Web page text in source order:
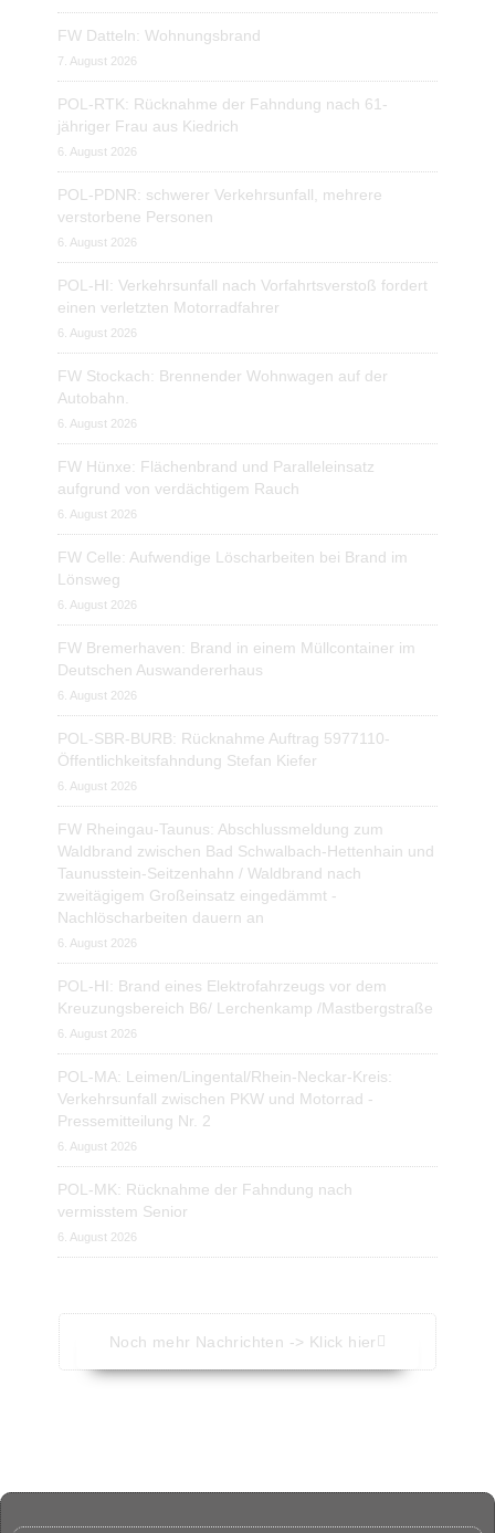
FW Datteln: Wohnungsbrand
7. August 2026
POL-RTK: Rücknahme der Fahndung nach 61-
jähriger Frau aus Kiedrich
6. August 2026
POL-PDNR: schwerer Verkehrsunfall, mehrere
verstorbene Personen
6. August 2026
POL-HI: Verkehrsunfall nach Vorfahrtsverstoß fordert
einen verletzten Motorradfahrer
6. August 2026
FW Stockach: Brennender Wohnwagen auf der
Autobahn.
6. August 2026
FW Hünxe: Flächenbrand und Paralleleinsatz
aufgrund von verdächtigem Rauch
6. August 2026
FW Celle: Aufwendige Löscharbeiten bei Brand im
Lönsweg
6. August 2026
FW Bremerhaven: Brand in einem Müllcontainer im
Deutschen Auswandererhaus
6. August 2026
POL-SBR-BURB: Rücknahme Auftrag 5977110-
Öffentlichkeitsfahndung Stefan Kiefer
6. August 2026
FW Rheingau-Taunus: Abschlussmeldung zum
Waldbrand zwischen Bad Schwalbach-Hettenhain und
Taunusstein-Seitzenhahn / Waldbrand nach
zweitägigem Großeinsatz eingedämmt -
Nachlöscharbeiten dauern an
6. August 2026
POL-HI: Brand eines Elektrofahrzeugs vor dem
Kreuzungsbereich B6/ Lerchenkamp /Mastbergstraße
6. August 2026
POL-MA: Leimen/Lingental/Rhein-Neckar-Kreis:
Verkehrsunfall zwischen PKW und Motorrad -
Pressemitteilung Nr. 2
6. August 2026
POL-MK: Rücknahme der Fahndung nach
vermisstem Senior
6. August 2026
Noch mehr Nachrichten -> Klick hier